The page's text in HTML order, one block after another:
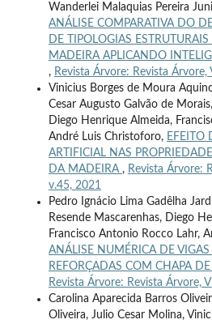
Wanderlei Malaquias Pereira
ANÁLISE COMPARATIVA DO
DE TIPOLOGIAS
MADEIRA APLICANDO
, Revista Árvore: Revista
Vinicius Borges de Moura
Cesar Augusto Galvão de
Diego Henrique Almeida,
André Luis Christoforo, EFEITO
ARTIFICIAL NAS
DA MADEIRA , Revista Árvore:
v.45, 2021
Pedro Ignácio Lima Gadêlha
Resende Mascarenhas, Diego
Francisco Antonio Rocco Lahr,
ANÁLISE NUMÉRICA DE
REFORÇADAS COM CHAPA
Revista Árvore: Revista Árvore,
Carolina Aparecida Barros
Oliveira, Julio Cesar Molina,